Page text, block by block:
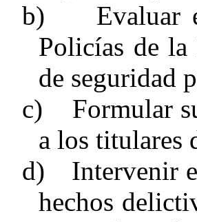
b)
Evaluar
Policías de
de seguridad
c)
Formular
a los titulares
d)
Intervenir
hechos